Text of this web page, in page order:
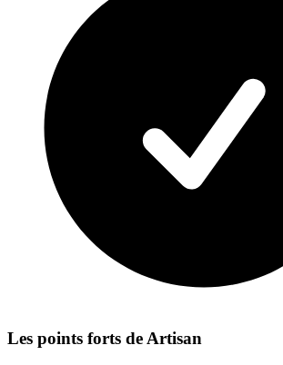
Les points forts de Artisan